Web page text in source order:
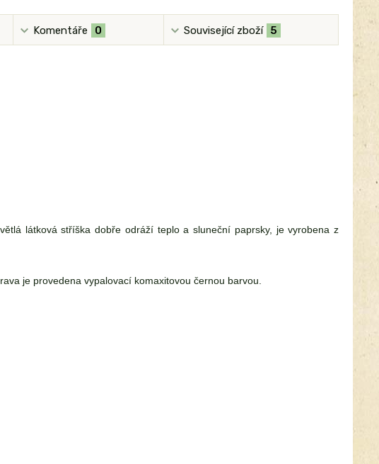
Komentáře 0 Související zboží 5
látková stříška dobře odráží teplo a sluneční paprsky, je vyrobena z
je provedena vypalovací komaxitovou černou barvou.